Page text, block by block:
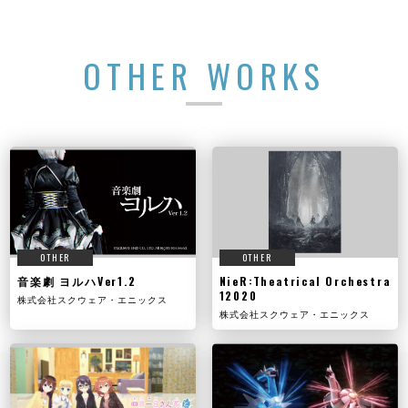
OTHER WORKS
OTHER
音楽劇 ヨルハVer1.2
株式会社スクウェア・エニックス
OTHER
NieR:Theatrical Orchestra
12020
株式会社スクウェア・エニックス